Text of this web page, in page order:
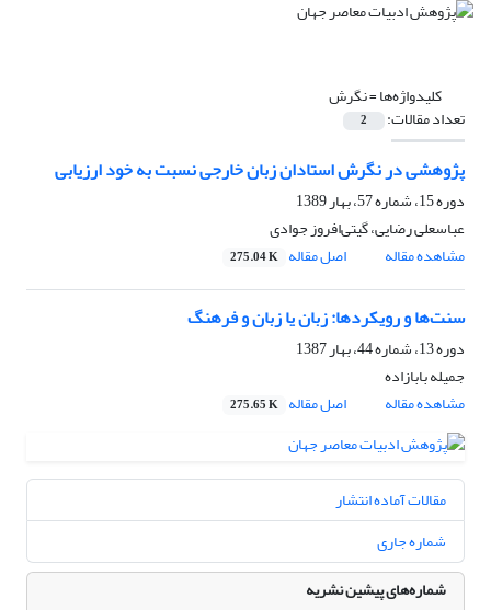
کلیدواژه‌ها =نگرش
تعداد مقالات: 2
پژوهشی در نگرش استادان زبان خارجی نسبت به خود ارزیابی
دوره 15، شماره 57، بهار 1389
عباسعلی رضایی، گیتی‌افروز جوادی
مشاهده مقاله
اصل مقاله 275.04 K
سنت‌ها و رویکردها: زبان یا زبان و فرهنگ
دوره 13، شماره 44، بهار 1387
جمیله بابازاده
مشاهده مقاله
اصل مقاله 275.65 K
مقالات آماده انتشار
شماره جاری
شماره‌های پیشین نشریه